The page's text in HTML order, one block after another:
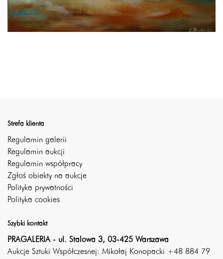
Strefa klienta
Regulamin galerii
Regulamin aukcji
Regulamin współpracy
Zgłoś obiekty na aukcje
Polityka prywatności
Polityka cookies
Szybki kontakt
PRAGALERIA - ul. Stalowa 3, 03-425 Warszawa
Aukcje Sztuki Współczesnej: Mikołaj Konopacki +48 884 79